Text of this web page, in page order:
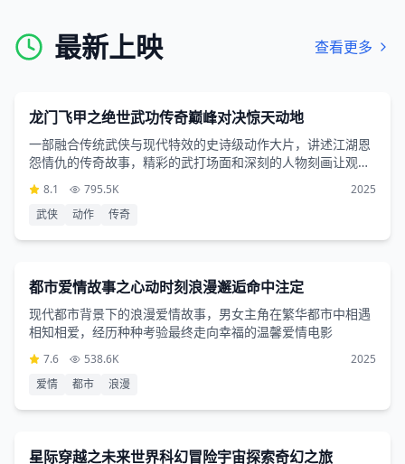
最新上映 查看更多
龙门飞甲之绝世武功传奇巅峰对决惊天动地
一部融合传统武侠与现代特效的史诗级动作大片，讲述江湖恩
怨情仇的传奇故事，精彩的武打场面和深刻的人物刻画让观众
沉浸其中
8.1 795.5K
2025
武侠
动作 传奇
爱情片
都市爱情故事之心动时刻浪漫邂逅命中注定
现代都市背景下的浪漫爱情故事，男女主角在繁华都市中相遇
相知相爱，经历种种考验最终走向幸福的温馨爱情电影
7.6 538.6K
2025
爱情
都市 浪漫
2小时5分钟
科幻片
星际穿越之未来世界科幻冒险宇宙探索奇幻之旅